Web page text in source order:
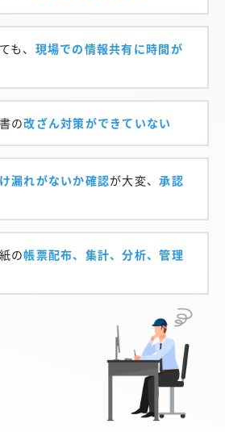
も、 現場での情報共有に時間が
の改ざん対策ができていない
漏れがないか確認が大変、承認
の帳票配布、集計、分析、管理